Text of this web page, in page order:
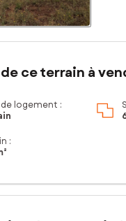
ce terrain à
logement :
: